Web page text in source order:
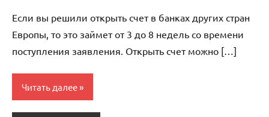
Если вы решили открыть счет в банках других стран
Европы, то это займет от 3 до 8 недель со времени
поступления заявления. Открыть счет можно […]
Читать далее